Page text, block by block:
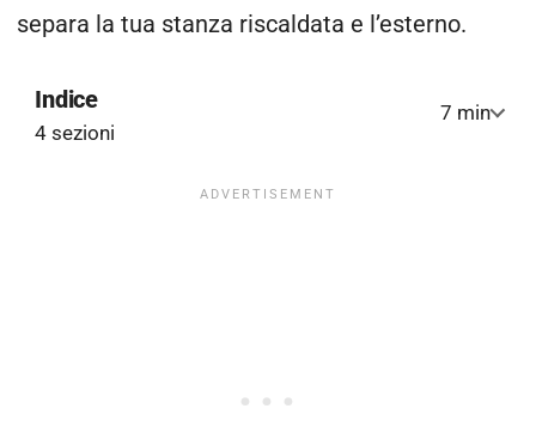
separa la tua stanza riscaldata e l’esterno.
Indice
4 sezioni
7 min